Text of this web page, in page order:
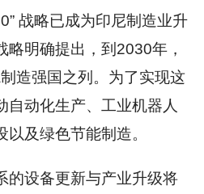
战略已成为印尼制造业升
略明确提出，到2030年，
造强国之列。为了实现这
自动化生产、工业机器人
及绿色节能制造。
的设备更新与产业升级将